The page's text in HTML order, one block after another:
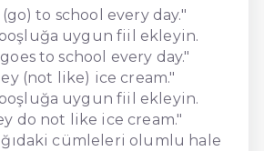
(go) to school every day."
uygun fiil ekleyin.
to school every day."
(not like) ice cream."
uygun fiil ekleyin.
do not like ice cream."
cümleleri olumlu hale